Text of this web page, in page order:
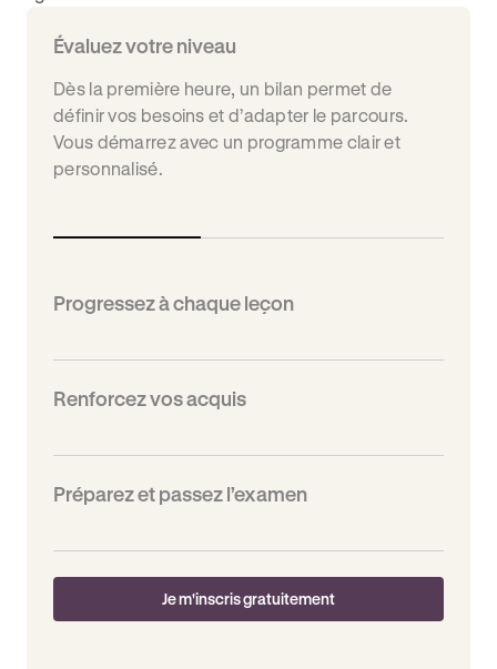
Évaluez votre niveau
Dès la première heure, un bilan permet de
définir vos besoins et d’adapter le parcours.
Vous démarrez avec un programme clair et
personnalisé.
Progressez à chaque leçon
Renforcez vos acquis
Préparez et passez l’examen
Je m'inscris gratuitement